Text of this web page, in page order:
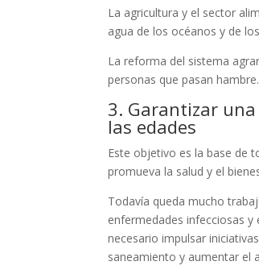
La agricultura y el sector
agua de los océanos y de
La reforma del sistema
personas que pasan hambre.
3. Garantizar
las edades
Este objetivo es la base de
promueva la salud y el
Todavía queda mucho
enfermedades infecciosas
necesario impulsar
saneamiento y aumentar el